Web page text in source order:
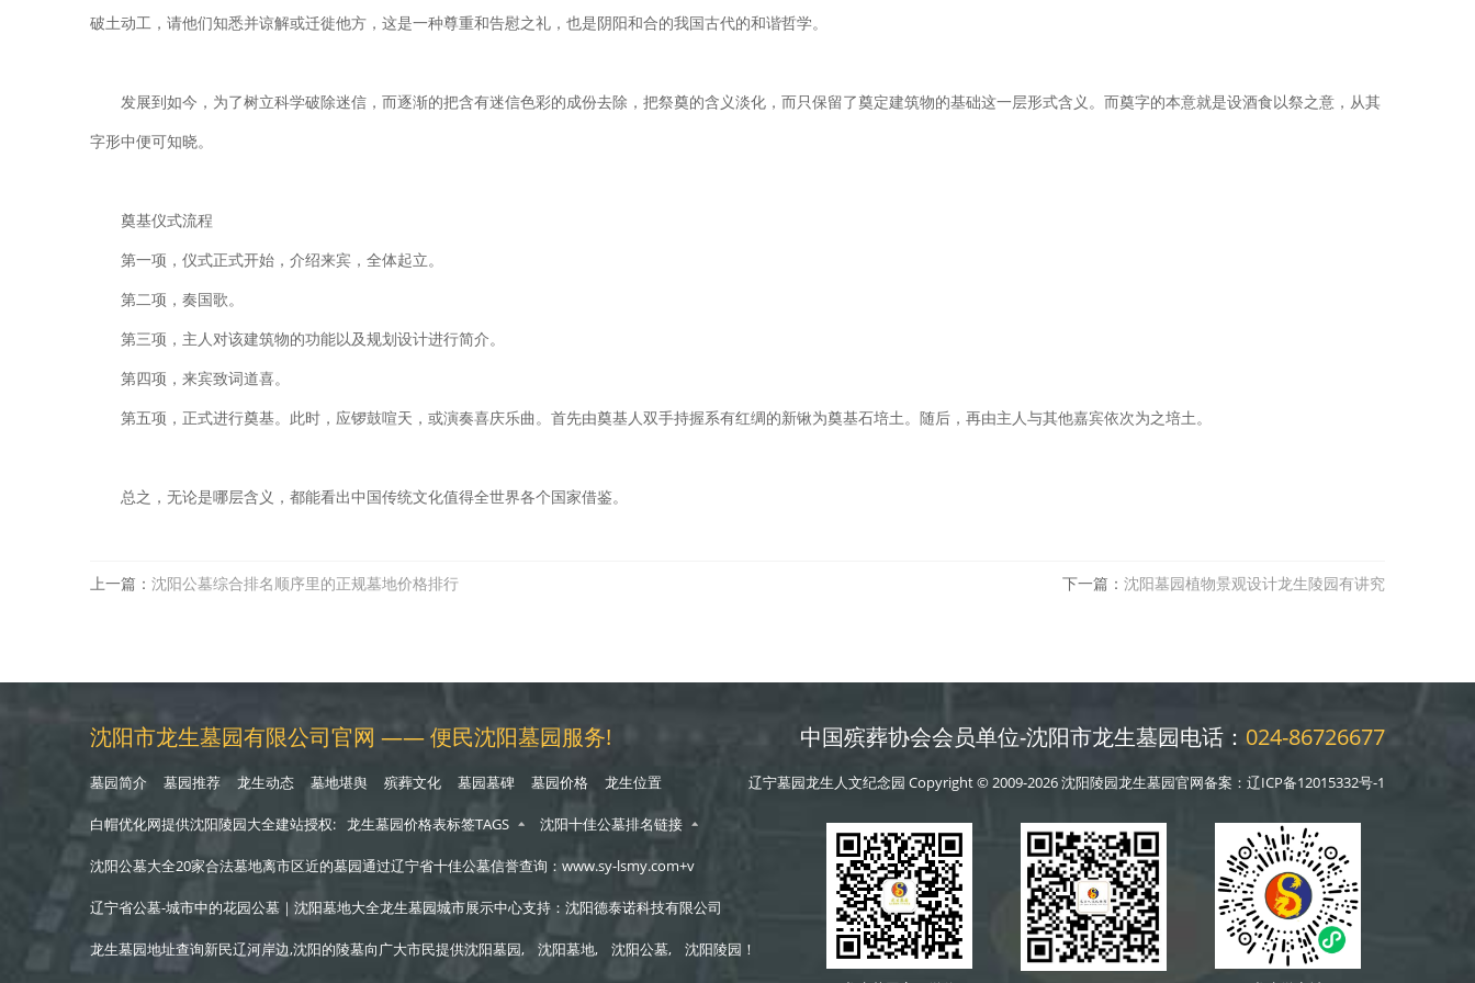
破土动工，请他们知悉并谅解或迁徙他方，这是一种尊重和告慰之礼，也是阴阳和合的我国古代的和谐哲学。
发展到如今，为了树立科学破除迷信，而逐渐的把含有迷信色彩的成份去除，把祭奠的含义淡化，而只保留了奠定建筑物的基础这一层形式含义。而奠字的本意就是设酒食以祭之意，从其
字形中便可知晓。
奠基仪式流程
第一项，仪式正式开始，介绍来宾，全体起立。
第二项，奏国歌。
第三项，主人对该建筑物的功能以及规划设计进行简介。
第四项，来宾致词道喜。
第五项，正式进行奠基。此时，应锣鼓喧天，或演奏喜庆乐曲。首先由奠基人双手持握系有红绸的新锹为奠基石培土。随后，再由主人与其他嘉宾依次为之培土。
总之，无论是哪层含义，都能看出中国传统文化值得全世界各个国家借鉴。
上一篇： 沈阳公墓综合排名顺序里的正规墓地价格排行 下一篇： 沈阳墓园植物景观设计龙生陵园有讲究
沈阳市龙生墓园有限公司官网 —— 便民沈阳墓园服务!
墓园简介 墓园推荐 龙生动态 墓地堪舆 殡葬文化 墓园墓碑 墓园价格 龙生位置
中国殡葬协会会员单位-沈阳市龙生墓园电话： 024-86726677
辽宁墓园龙生人文纪念园 Copyright © 2009-2026 沈阳陵园龙生墓园官网备案： 辽ICP备12015332号-1
白帽优化网提供沈阳陵园大全建站授权: 龙生墓园价格表标签TAGS 沈阳十佳公墓排名链接
沈阳公墓大全20家合法墓地离市区近的墓园通过辽宁省十佳公墓信誉查询：www.sy-lsmy.com+v
辽宁省公墓-城市中的花园公墓｜沈阳墓地大全龙生墓园城市展示中心支持：沈阳德泰诺科技有限公司
龙生墓园地址查询新民辽河岸边,沈阳的陵墓向广大市民提供沈阳墓园, 沈阳墓地, 沈阳公墓, 沈阳陵园 ！